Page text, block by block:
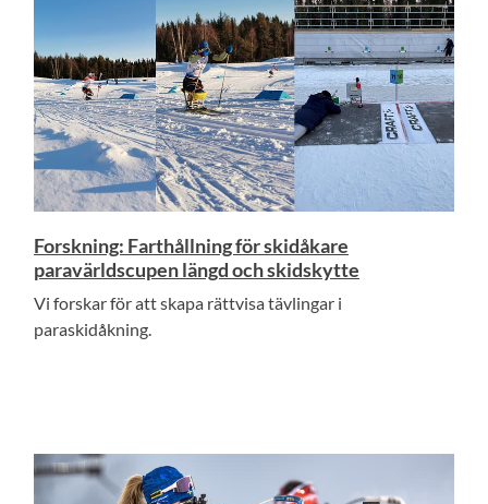
Forskning: Farthållning för skidåkare
paravärldscupen längd och skidskytte
Vi forskar för att skapa rättvisa tävlingar i
paraskidåkning.